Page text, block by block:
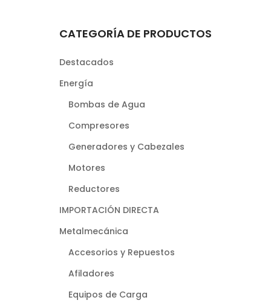
CATEGORÍA DE PRODUCTOS
Destacados
Energía
Bombas de Agua
Compresores
Generadores y Cabezales
Motores
Reductores
IMPORTACIÓN DIRECTA
Metalmecánica
Accesorios y Repuestos
Afiladores
Equipos de Carga